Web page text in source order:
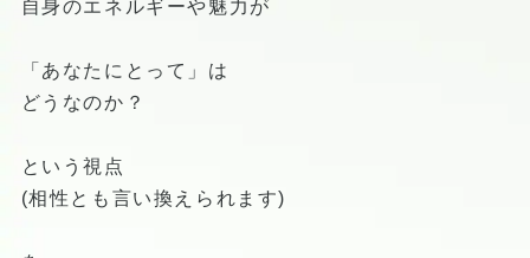
自身のエネルギーや魅力が
「あなたにとって」は
どうなのか？
という視点
(相性とも言い換えられます)